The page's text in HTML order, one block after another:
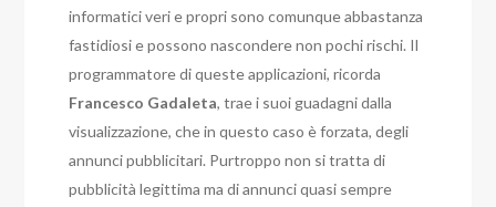
informatici veri e propri sono comunque abbastanza
fastidiosi e possono nascondere non pochi rischi. Il
programmatore di queste applicazioni, ricorda
Francesco Gadaleta, trae i suoi guadagni dalla
visualizzazione, che in questo caso è forzata, degli
annunci pubblicitari. Purtroppo non si tratta di
pubblicità legittima ma di annunci quasi sempre